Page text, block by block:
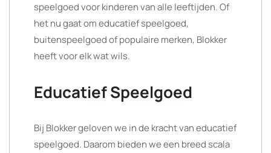
speelgoed voor kinderen van alle leeftijden. Of
het nu gaat om educatief speelgoed,
buitenspeelgoed of populaire merken, Blokker
heeft voor elk wat wils.
Educatief Speelgoed
Bij Blokker geloven we in de kracht van educatief
speelgoed. Daarom bieden we een breed scala